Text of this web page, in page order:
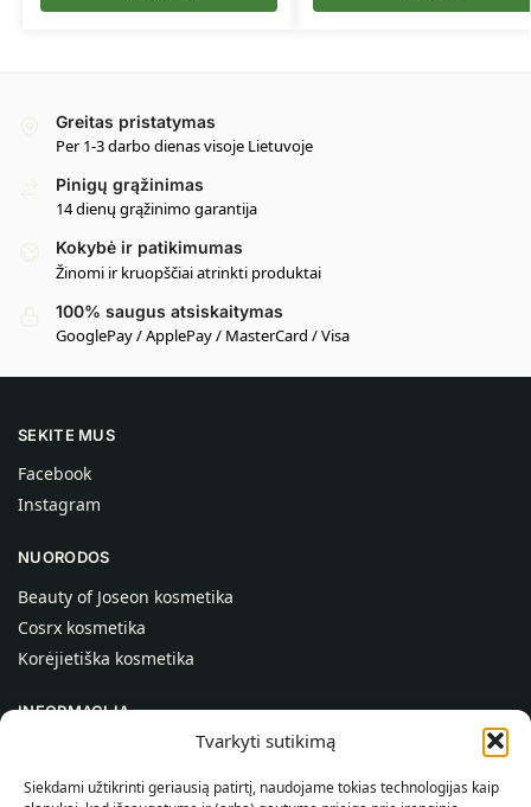
Tvarkyti sutikimą
Siekdami užtikrinti geriausią patirtį, naudojame tokias technologijas kaip
Greitas pristatymas
Per 1-3 darbo dienas visoje Lietuvoje
Pinigų grąžinimas
14 dienų grąžinimo garantija
Kokybė ir patikimumas
Žinomi ir kruopščiai atrinkti produktai
100% saugus atsiskaitymas
GooglePay / ApplePay / MasterCard / Visa
SEKITE MUS
Facebook
Instagram
NUORODOS
Beauty of Joseon kosmetika
Cosrx kosmetika
Korėjietiška kosmetika
INFORMACIJA
Kontaktai